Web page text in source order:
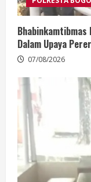
Bhabinkamtibmas
Dalam Upaya
07/08/2026